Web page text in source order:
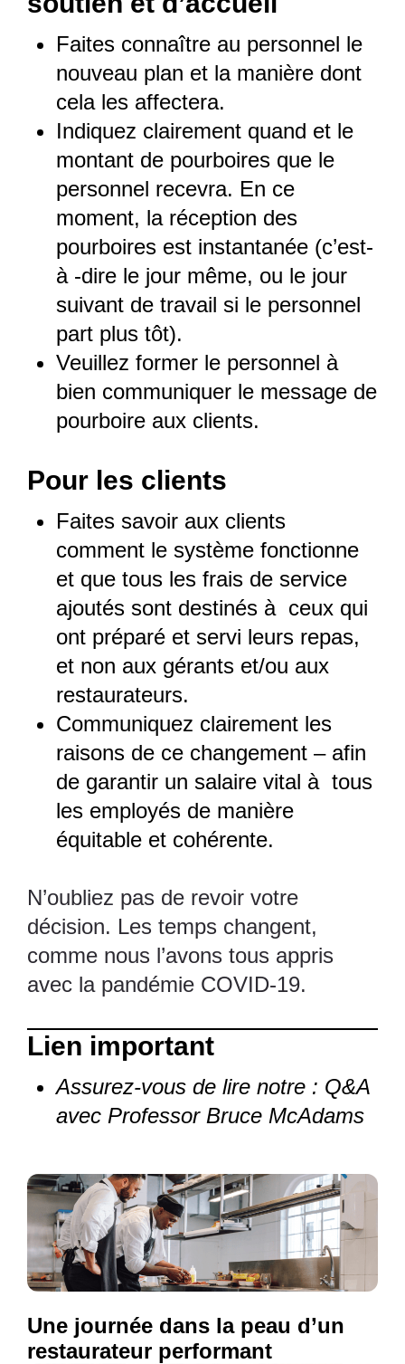
Faites connaître au personnel le
nouveau plan et la manière dont
cela les affectera.
Indiquez clairement quand et le
montant de pourboires que le
personnel recevra. En ce
moment, la réception des
pourboires est instantanée (c’est-
à -dire le jour même, ou le jour
suivant de travail si le personnel
part plus tôt).
Veuillez former le personnel à
bien communiquer le message de
pourboire aux clients.
Pour les clients
Faites savoir aux clients
comment le système fonctionne
et que tous les frais de service
ajoutés sont destinés à ceux qui
ont préparé et servi leurs repas,
et non aux gérants et/ou aux
restaurateurs.
Communiquez clairement les
raisons de ce changement – afin
de garantir un salaire vital à tous
les employés de manière
équitable et cohérente.
N’oubliez pas de revoir votre
décision. Les temps changent,
comme nous l’avons tous appris
avec la pandémie COVID-19.
Lien important
Assurez-vous de lire notre : Q&A
avec Professor Bruce McAdams
Une journée dans la peau d’un
restaurateur performant